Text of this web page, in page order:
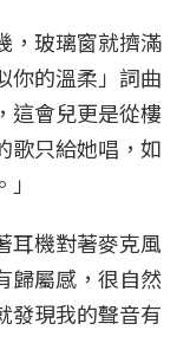
，玻璃窗就擠滿
你的溫柔」詞曲
這會兒更是從樓
歌只給她唱，如
耳機對著麥克風
歸屬感，很自然
發現我的聲音有